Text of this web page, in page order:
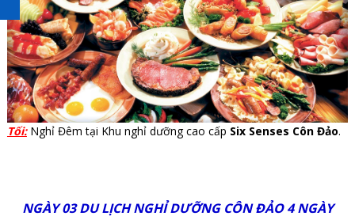
Tối:Nghỉ Đêm tại Khu nghỉ dưỡng cao cấp Six Senses Côn Đảo.
NGÀY 03 DU LỊCH NGHỈ DƯỠNG CÔN ĐẢO 4 NGÀY